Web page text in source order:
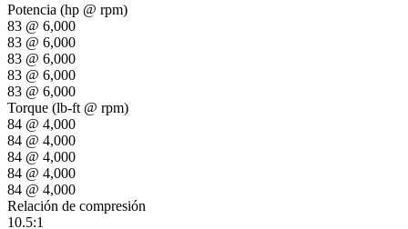
Potencia (hp @ rpm)
83 @ 6,000
83 @ 6,000
83 @ 6,000
83 @ 6,000
83 @ 6,000
Torque (lb-ft @ rpm)
84 @ 4,000
84 @ 4,000
84 @ 4,000
84 @ 4,000
84 @ 4,000
Relación de compresión
10.5:1